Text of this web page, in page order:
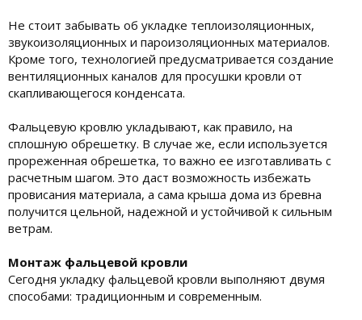
Не стоит забывать об укладке теплоизоляционных,
звукоизоляционных и пароизоляционных материалов.
Кроме того, технологией предусматривается создание
вентиляционных каналов для просушки кровли от
скапливающегося конденсата.
Фальцевую кровлю укладывают, как правило, на
сплошную обрешетку. В случае же, если используется
прореженная обрешетка, то важно ее изготавливать с
расчетным шагом. Это даст возможность избежать
провисания материала, а сама крыша дома из бревна
получится цельной, надежной и устойчивой к сильным
ветрам.
Монтаж фальцевой кровли
Сегодня укладку фальцевой кровли выполняют двумя
способами: традиционным и современным.